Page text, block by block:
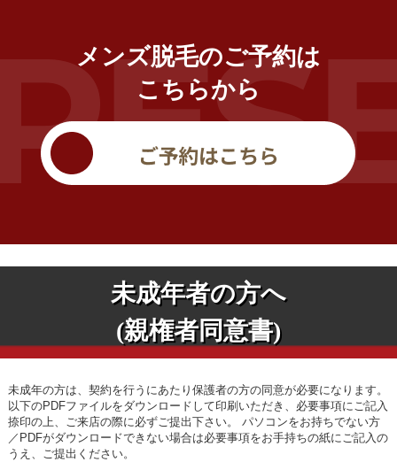
メンズ脱毛のご予約は
こちらから
未成年者の方へ
(親権者同意書)
未成年の方は、契約を行うにあたり保護者の方の同意が必要になります。
以下のPDFファイルをダウンロードして印刷いただき、必要事項にご記入
捺印の上、ご来店の際に必ずご提出下さい。
パソコンをお持ちでない方
／PDFがダウンロードできない場合は必要事項をお手持ちの紙にご記入の
うえ、ご提出ください。